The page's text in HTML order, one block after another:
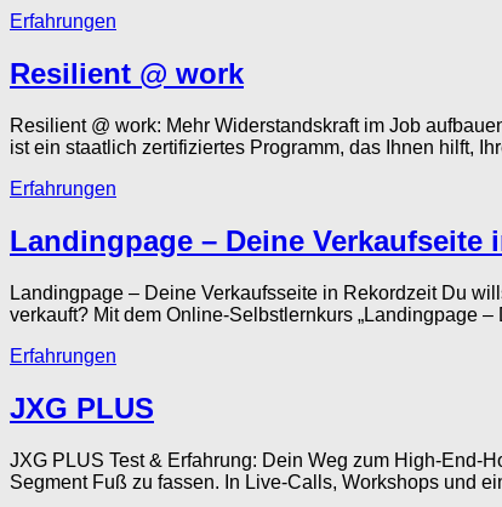
Erfahrungen
Resilient @ work
Resilient @ work: Mehr Widerstandskraft im Job
ist ein staatlich zertifiziertes Programm, das Ihnen hilft,
Erfahrungen
Landingpage – Deine Verkaufseite
Landingpage – Deine Verkaufsseite in Rekordzeit Du
verkauft? Mit dem Online-Selbstlernkurs „Landingpage
Erfahrungen
JXG PLUS
JXG PLUS Test & Erfahrung: Dein Weg zum High-End-
Segment Fuß zu fassen. In Live-Calls, Workshops und